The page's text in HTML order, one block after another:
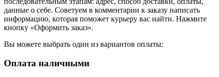
данные о себе. Советуем в комментарии к заказу написать
информацию, которая поможет курьеру вас найти. Нажмите
кнопку «Оформить заказ».
Вы можете выбрать один из вариантов оплаты:
Оплата наличными